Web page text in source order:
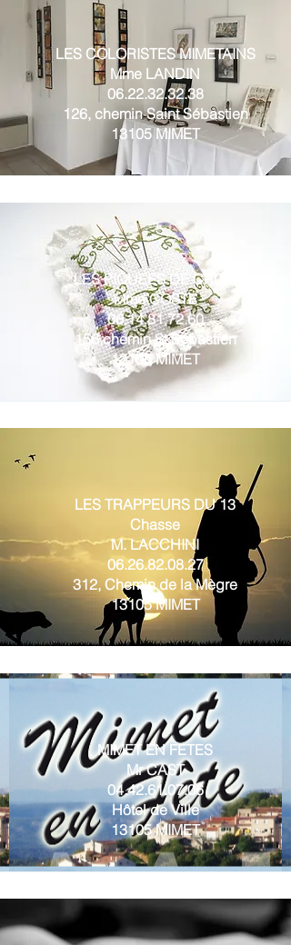
LES COLORISTES MIMETAINS
Mme LANDIN
06.22.32.32.38
126, chemin Saint Sébastien
13105 MIMET
LES PIQUEES DE CROIX
Mme COSTE
06.14.81.72.60
156,chemin St Sébastien
13105 MIMET
LES TRAPPEURS DU 13
Chasse
M. LACCHINI
06.26.82.08.27
312, Chemin de la Mègre
13105 MIMET
MIMET EN FETES
Mr CAST
04.42.61.07.06
Hôtel de Ville
13105 MIMET